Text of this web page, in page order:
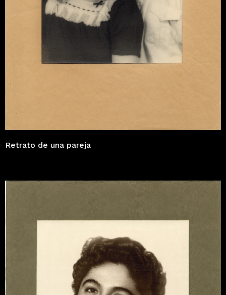
Retrato de una pareja